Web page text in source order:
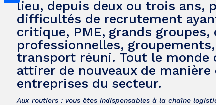
lieu, depuis deux ou trois ans,
difficultés de recrutement
critique, PME, grands
professionnelles,
transport réuni. Tout le monde
attirer de nouveaux de
entreprises du secteur.
Aux routiers : vous êtes indispensables à la chaîne
Partager